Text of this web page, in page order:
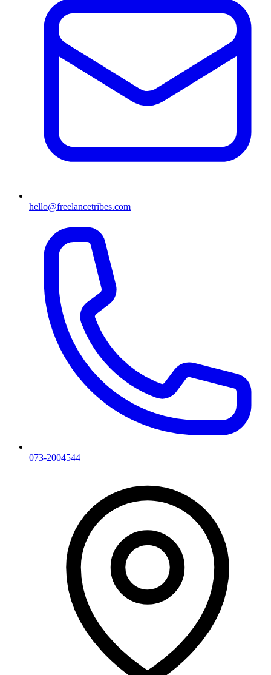
hello@freelancetribes.com
073-2004544